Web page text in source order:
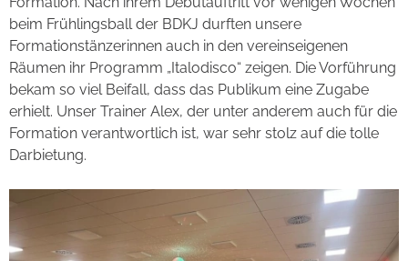
beim Frühlingsball der BDKJ durften unsere
Formationstänzerinnen auch in den vereinseigenen
Räumen ihr Programm „Italodisco“ zeigen. Die Vorführung
bekam so viel Beifall, dass das Publikum eine Zugabe
erhielt. Unser Trainer Alex, der unter anderem auch für die
Formation verantwortlich ist, war sehr stolz auf die tolle
Darbietung.